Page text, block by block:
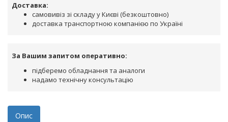
Доставка:
самовивіз зі складу у Києві (безкоштовно)
доставка транспортною компанією по Україні
За Вашим запитом оперативно:
підберемо обладнання та аналоги
надамо технічну консультацію
Опис